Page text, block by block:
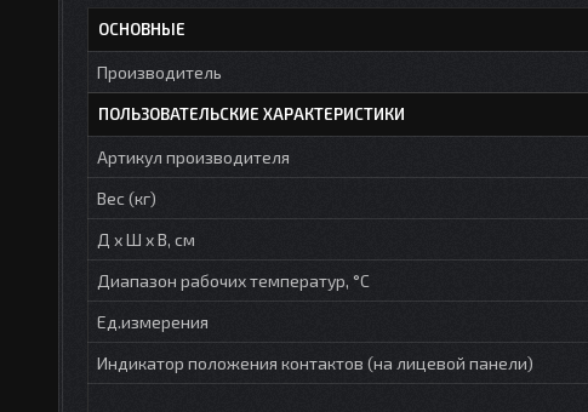
ОСНОВНЫЕ
Производитель
ПОЛЬЗОВАТЕЛЬСКИЕ ХАРАКТЕРИСТИКИ
Артикул производителя
Вес (кг)
Д х Ш х В, см
Диапазон рабочих температур, °С
Ед.измерения
Индикатор положения контактов (на лицевой панели)